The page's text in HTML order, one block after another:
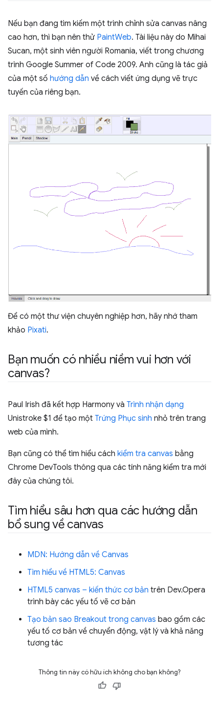
Nếu bạn đang tìm kiếm một trình chỉnh sửa canvas nâng
cao hơn, thì bạn nên thử PaintWeb. Tài liệu này do Mihai
Sucan, một sinh viên người Romania, viết trong chương
trình Google Summer of Code 2009. Anh cũng là tác giả
của một số hướng dẫn về cách viết ứng dụng vẽ trực
tuyến của riêng bạn.
Để có một thư viện chuyên nghiệp hơn, hãy nhớ tham
khảo Pixati.
Bạn muốn có nhiều niềm vui hơn với
canvas?
Paul Irish đã kết hợp Harmony và Trình nhận dạng
Unistroke $1 để tạo một Trứng Phục sinh nhỏ trên trang
web của mình.
Bạn cũng có thể tìm hiểu cách kiểm tra canvas bằng
Chrome DevTools thông qua các tính năng kiểm tra mới
đây của chúng tôi.
Tìm hiểu sâu hơn qua các hướng dẫn
bổ sung về canvas
MDN: Hướng dẫn về Canvas
Tìm hiểu về HTML5: Canvas
HTML5 canvas – kiến thức cơ bản trên Dev.Opera
trình bày các yếu tố vẽ cơ bản
Tạo bản sao Breakout trong canvas bao gồm các
yếu tố cơ bản về chuyển động, vật lý và khả năng
tương tác
Thông tin này có hữu ích không cho bạn không?